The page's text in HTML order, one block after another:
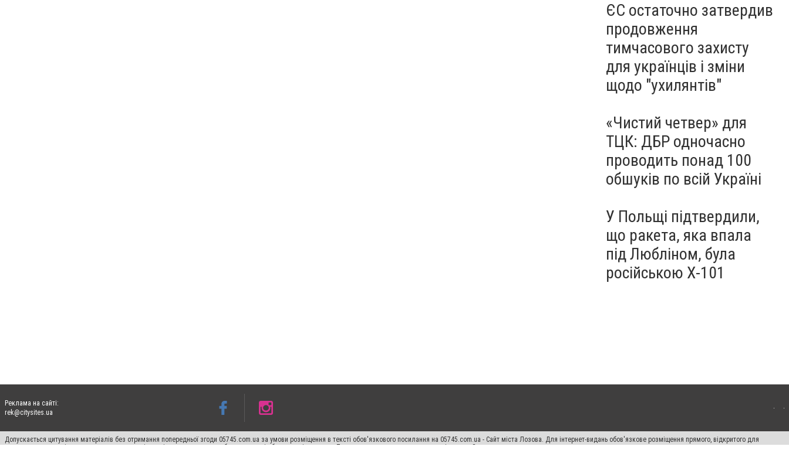
ЄС остаточно затвердив
продовження
тимчасового захисту
для українців і зміни
щодо "ухилянтів"
«Чистий четвер» для
ТЦК: ДБР одночасно
проводить понад 100
обшуків по всій Україні
У Польщі підтвердили,
що ракета, яка впала
під Любліном, була
російською Х-101
Реклама на сайті:
rek@citysites.ua
Допускається цитування матеріалів без отримання попередньої згоди 05745.com.ua за умови розміщення в тексті обов'язкового посилання на 05745.com.ua - Сайт міста Лозова. Для інтернет-видань обов'язкове розміщення прямого, відкритого для
пошукових систем гіперпосилання на цитовані статті не нижче другого абзацу в тексті або в якості джерела. Порушення виняткових прав переслідується Законом.